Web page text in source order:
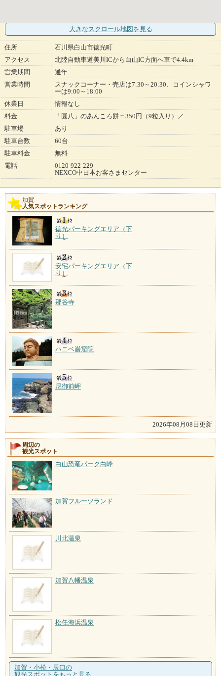
大きなスクロール地図 を見る
住所
石川県白山市徳光町
アクセス
北陸自動車道美川ICから白山IC方面へ車で4.4km
営業期間
通年
営業時間
スナックコーナー・売店は7:30～20:30、コインシャワ
ーは9:00～18:00
休業日
情報なし
料金
「圓八」のあんころ餅＝350円（9粒入り）／
駐車場
あり
駐車台数
60台
駐車料金
無料
電話
0120-922-229
NEXCO中日本お客さまセンター
加賀
人気スポットランキング
徳光パーキングエリア（下
り）
安宅パーキングエリア（下
り）
那谷寺
ハニベ巌窟院
尼御前岬
2026年08月08日更新
周辺の
観光スポット
白山恐竜パーク白峰
加賀フルーツランド
川北温泉
加賀八幡温泉
松任海浜温泉
加賀・小松・辰口の
観光スポットをもっと見る